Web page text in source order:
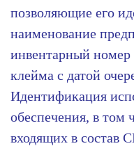
позволяющие его
наименование
инвентарный номер
клейма с датой
Идентификация
обеспечения, в том
входящих в состав